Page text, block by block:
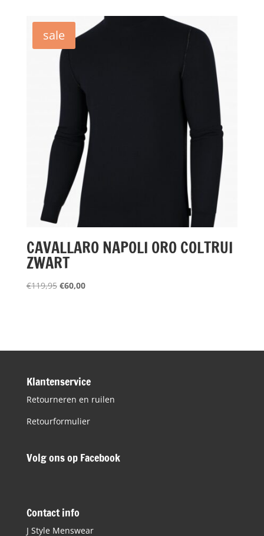
€89,95.
€45,00.
sale
CAVALLARO NAPOLI ORO COLTRUI
ZWART
€119,95 Oorspronkelijke
€60,00Huidige
Klantenservice
Retourneren en ruilen
Retourformulier
Volg ons op Facebook
Contact info
J Style Menswear